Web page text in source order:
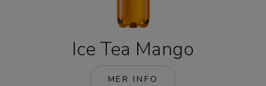
Ice Tea Mango
MER INFO